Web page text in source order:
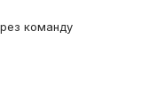
команду